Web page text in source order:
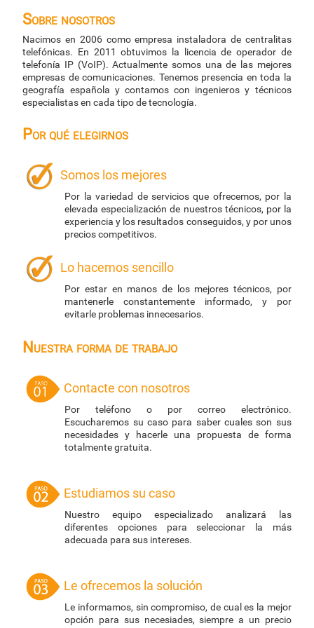
Sobre nosotros
Nacimos en 2006 como empresa instaladora de centralitas
telefónicas. En 2011 obtuvimos la licencia de operador de
telefonía IP (VoIP). Actualmente somos una de las mejores
empresas de comunicaciones. Tenemos presencia en toda la
geografía española y contamos con ingenieros y técnicos
especialistas en cada tipo de tecnología.
Por qué elegirnos
Somos los mejores
Por la variedad de servicios que ofrecemos, por la
elevada especialización de nuestros técnicos, por la
experiencia y los resultados conseguidos, y por unos
precios competitivos.
Lo hacemos sencillo
Por estar en manos de los mejores técnicos, por
mantenerle constantemente informado, y por
evitarle problemas innecesarios.
Nuestra forma de trabajo
Contacte con nosotros
Por teléfono o por correo electrónico.
Escucharemos su caso para saber cuales son sus
necesidades y hacerle una propuesta de forma
totalmente gratuita.
Estudiamos su caso
Nuestro equipo especializado analizará las
diferentes opciones para seleccionar la más
adecuada para sus intereses.
Le ofrecemos la solución
Le informamos, sin compromiso, de cual es la mejor
opción para sus necesiades, siempre a un precio